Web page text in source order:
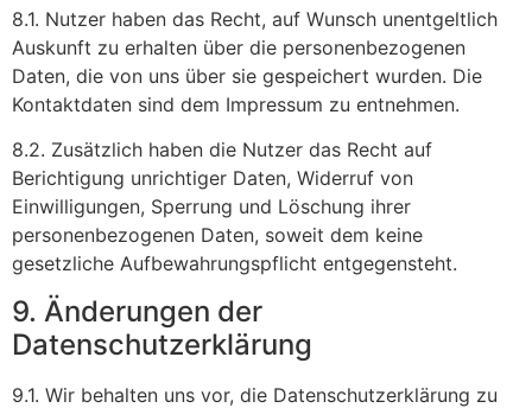
8.1. Nutzer haben das Recht, auf Wunsch unentgeltlich
Auskunft zu erhalten über die personenbezogenen
Daten, die von uns über sie gespeichert wurden. Die
Kontaktdaten sind dem Impressum zu entnehmen.
8.2. Zusätzlich haben die Nutzer das Recht auf
Berichtigung unrichtiger Daten, Widerruf von
Einwilligungen, Sperrung und Löschung ihrer
personenbezogenen Daten, soweit dem keine
gesetzliche Aufbewahrungspflicht entgegensteht.
9. Änderungen der
Datenschutzerklärung
9.1. Wir behalten uns vor, die Datenschutzerklärung zu